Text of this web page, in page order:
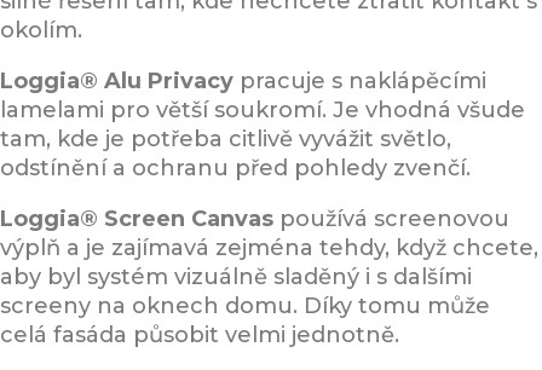
okolím.
Loggia® Alu Privacy pracuje s naklápěcími
lamelami pro větší soukromí. Je vhodná všude
tam, kde je potřeba citlivě vyvážit světlo,
odstínění a ochranu před pohledy zvenčí.
Loggia® Screen Canvas používá screenovou
výplň a je zajímavá zejména tehdy, když chcete,
aby byl systém vizuálně sladěný i s dalšími
screeny na oknech domu. Díky tomu může
celá fasáda působit velmi jednotně.